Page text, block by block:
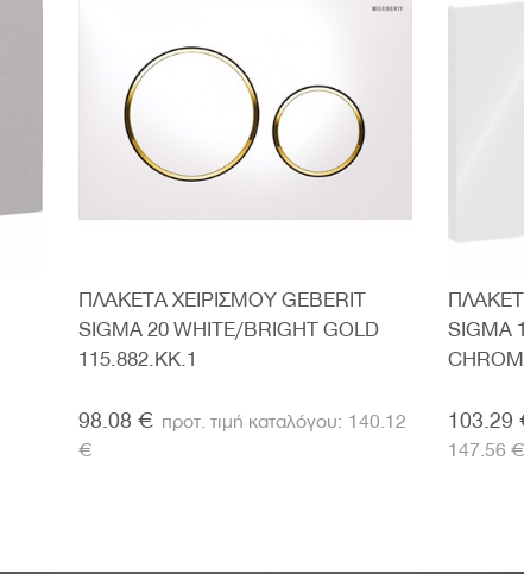
ΠΛΑΚΕΤΑ ΧΕΙΡΙΣΜΟΥ GEBERIT
SIGMA 20 WHITE/BRIGHT GOLD
115.882.KK.1
98.08 €
140.12
€
SIGMA
103.29
147.56 €